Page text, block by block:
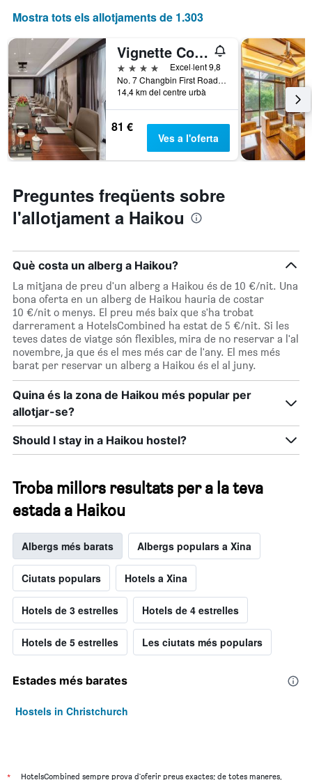
Mostra tots els allotjaments de 1.303
Vignette Collection Haikou Yatter Hotel by IHG
4 estrelles
Excel·lent 9,8
No. 7 Changbin First Road, Haikou, Xina
14,4 km del centre urbà
81 €
Ves a l'oferta
Preguntes freqüents sobre
l'allotjament a Haikou
Què costa un alberg a Haikou?
La mitjana de preu d'un alberg a Haikou és de 10 €/nit. Una
bona oferta en un alberg de Haikou hauria de costar
10 €/nit o menys. El preu més baix que s'ha trobat
darrerament a HotelsCombined ha estat de 5 €/nit. Si les
teves dates de viatge són flexibles, mira de no reservar a l'al
novembre, ja que és el mes més car de l'any. El mes més
barat per reservar un alberg a Haikou és el al juny.
Quina és la zona de Haikou més popular per
allotjar-se?
Should I stay in a Haikou hostel?
Troba millors resultats per a la teva
estada a Haikou
Albergs més barats Albergs populars a Xina
Ciutats populars Hotels a Xina
Hotels de 3 estrelles Hotels de 4 estrelles
Hotels de 5 estrelles Les ciutats més populars
Estades més barates
Hostels in Christchurch
HotelsCombined sempre prova d'oferir preus exactes; de totes maneres,